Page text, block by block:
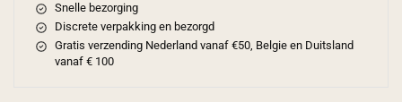
Snelle bezorging
Discrete verpakking en bezorgd
Gratis verzending Nederland vanaf €50, Belgie en Duitsland
vanaf € 100